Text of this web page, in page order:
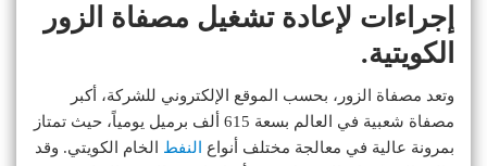
إجراءات لإعادة تشغيل مصفاة الزور
الكويتية.
وتعد مصفاة الزور، بحسب الموقع الإلكتروني للشركة، أكبر
مصفاة شعبية في العالم بسعة 615 ألف برميل يومياً، حيث تمتاز
بمرونة عالية في معالجة مختلف أنواع
النفط الخام الكويتي. وقد